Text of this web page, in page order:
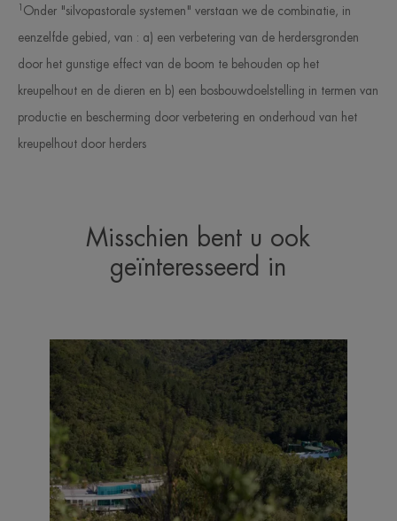
Onder "silvopastorale systemen" verstaan we de combinatie, in
eenzelfde gebied, van : a) een verbetering van de herdersgronden
door het gunstige effect van de boom te behouden op het
kreupelhout en de dieren en b) een bosbouwdoelstelling in termen van
productie en bescherming door verbetering en onderhoud van het
kreupelhout door herders
Misschien bent u ook
geïnteresseerd in
Ontdekken
Bewustwording
en
duurzaamheid
in
het
hart
van
Avène-